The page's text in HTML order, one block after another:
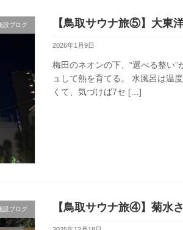
設ブログ 【鳥取サウナ旅⑤】大東
2026年1月9日
梅田のネオンの下、“選べる整い
ュして熱を育てる。 水風呂は温
くて、気づけば7セ […]
設ブログ 【鳥取サウナ旅④】菊水